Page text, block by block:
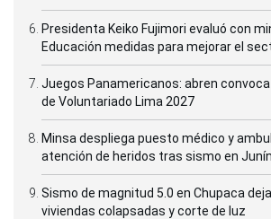
Presidenta Keiko Fujimori evaluó con
Educación medidas para mejorar el
Juegos Panamericanos: abren
de Voluntariado Lima 2027
Minsa despliega puesto médico y
atención de heridos tras sismo en Junín
Sismo de magnitud 5.0 en Chupaca
viviendas colapsadas y corte de luz